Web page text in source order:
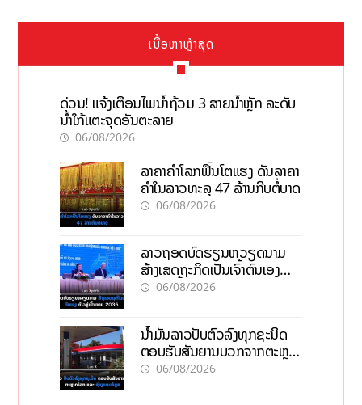
ເນື້ອຫາຫຼ້າສຸດ
ດ່ວນ! ແຈ້ງເຕືອນໄພນໍ້າຖ້ວມ 3 ສາຍນໍ້າຫຼັກ ລະດັບ
ນໍ້າໃກ້ແຕະຈຸດອັນຕະລາຍ
06/08/2026
ລາຄາຄຳໂລກຟື້ນໂຕແຮງ ດັນລາຄາ
ຄຳໃນລາວທະລຸ 47 ລ້ານກີບຕໍ່ບາດ
06/08/2026
ລາວຖອດບົດຮຽນຫວຽດນາມ
ສ້າງເສດຖະກິດເປັນເຈົ້າຕົນເອງ
ກ້າວສູ່ເປົ້າໝາຍ 2035
06/08/2026
ນໍ້າມັນລາວປັບຕົວລົງທຸກຊະນິດ
ຕອບຮັບສັນຍານບວກຈາກຕະຫຼາດ
ໂລກ ແລະ ຊ່ອງແຄບຮໍມູສ
06/08/2026